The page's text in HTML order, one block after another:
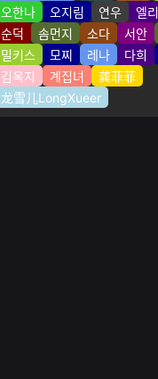
오한나
오지림 연우 엘리
순덕
솜먼지 소다 서안
밀키스
모찌 레나 다희
김옥지
계집녀
龚菲菲
龙雪儿LongXueer